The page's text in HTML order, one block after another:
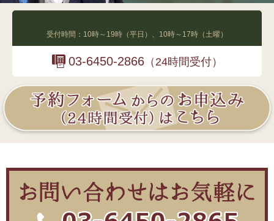
受付時間：10時～19時（平日）、10時～17時（土曜）
03-6450-2866（24時間受付）